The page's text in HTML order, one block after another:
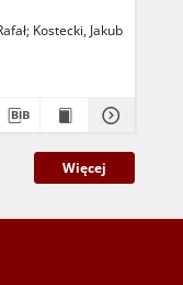
Katarzyna Kuczyński,
heat exchanger
Kostecki, Jakub
Więcej